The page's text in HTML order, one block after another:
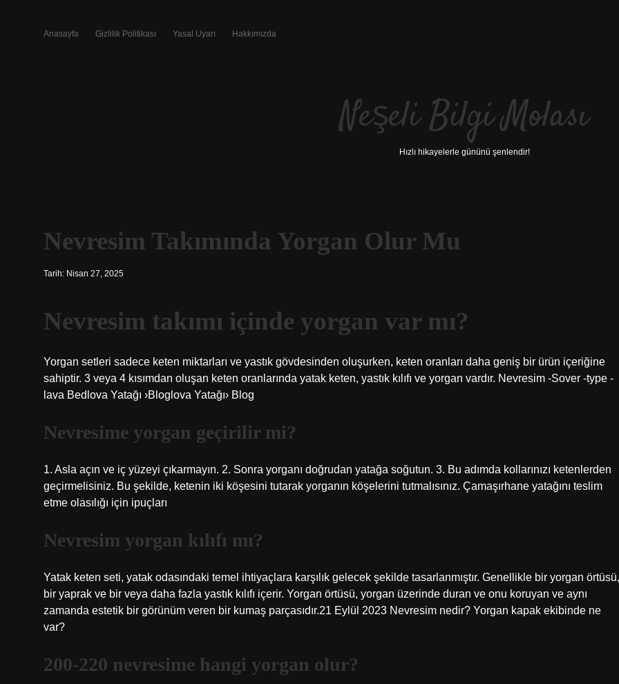
Anasayfa Gizlilik Politikası Yasal Uyarı Hakkımızda
Neşeli Bilgi Molası
Hızlı hikayelerle gününü şenlendir!
Nevresim Takımında Yorgan Olur Mu
Tarih: Nisan 27, 2025
Nevresim takımı içinde yorgan var mı?
Yorgan setleri sadece keten miktarları ve yastık gövdesinden oluşurken, keten oranları daha geniş bir ürün içeriğine
sahiptir. 3 veya 4 kısımdan oluşan keten oranlarında yatak keten, yastık kılıfı ve yorgan vardır. Nevresim -Sover -type -
lava Bedlova Yatağı ›Bloglova Yatağı› Blog
Nevresime yorgan geçirilir mi?
1. Asla açın ve iç yüzeyi çıkarmayın. 2. Sonra yorganı doğrudan yatağa soğutun. 3. Bu adımda kollarınızı ketenlerden
geçirmelisiniz. Bu şekilde, ketenin iki köşesini tutarak yorganın köşelerini tutmalısınız. Çamaşırhane yatağını teslim
etme olasılığı için ipuçları
Nevresim yorgan kılıfı mı?
Yatak keten seti, yatak odasındaki temel ihtiyaçlara karşılık gelecek şekilde tasarlanmıştır. Genellikle bir yorgan örtüsü,
bir yaprak ve bir veya daha fazla yastık kılıfı içerir. Yorgan örtüsü, yorgan üzerinde duran ve onu koruyan ve aynı
zamanda estetik bir görünüm veren bir kumaş parçasıdır.21 Eylül 2023 Nevresim nedir? Yorgan kapak ekibinde ne
var?
200-220 nevresime hangi yorgan olur?